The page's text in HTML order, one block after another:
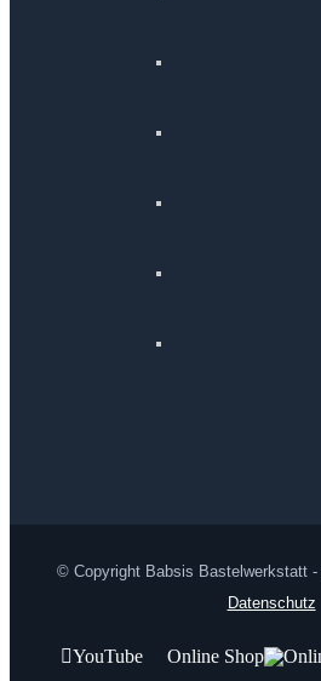
© Copyright Babsis Bastelwerkstatt -
Datenschutz
YouTube Online Shop